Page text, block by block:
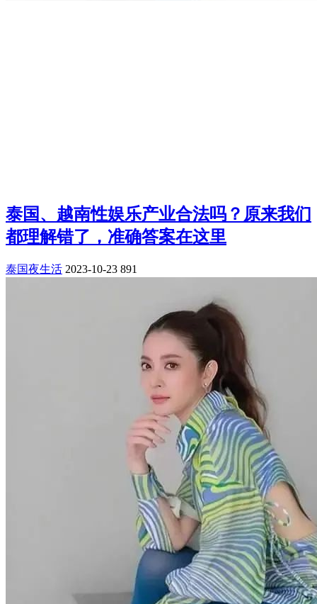
泰国、越南性娱乐产业合法吗？原来我们
都理解错了，准确答案在这里
泰国夜生活 2023-10-23 891